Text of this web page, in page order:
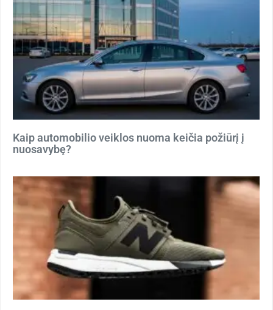
Kaip automobilio veiklos nuoma keičia požiūrį į
nuosavybę?